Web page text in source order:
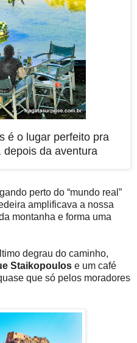
é o lugar perfeito pra
depois da aventura
perto do “mundo real”
amplificava a nossa
montanha e forma uma
degrau do caminho,
Staikopoulos e um café
que só pelos moradores